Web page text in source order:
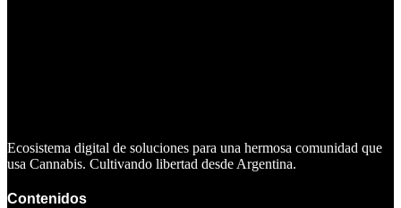
Ecosistema digital de soluciones para una hermosa comunidad que
usa Cannabis. Cultivando libertad desde Argentina.
Contenidos